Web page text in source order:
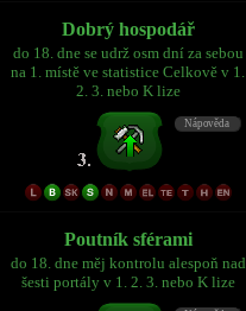
Dobrý hospodář
do 18. dne se udrž osm dní za sebou
na 1. místě ve statistice Celkově v 1.
2. 3. nebo K lize
Poutník sférami
do 18. dne měj kontrolu alespoň nad
šesti portály v 1. 2. 3. nebo K lize